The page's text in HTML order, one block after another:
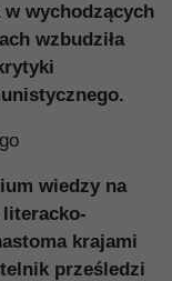
wychodzących
wzbudziła
wiedzy na
krajami
prześledzi